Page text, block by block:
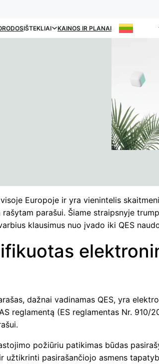
IŠTEKLIAI KAINOS IR PLANAI
Europoje ir yra vienintelis
parašui. Šiame straipsnyje
klausimus nuo įvado iki QES
dažnai vadinamas QES, yra
reglamentą (ES reglamentas Nr. 910/
požiūriu patikimas būdas
užtikrinti pasirašančiojo asmens